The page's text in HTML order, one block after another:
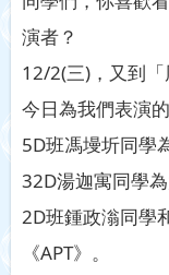
演者？
12/2(三)，又到「
今日為我們表演
5D班馮墁圻同學
32D湯迦寓同學為
2D班鍾政滃同學
《APT》。